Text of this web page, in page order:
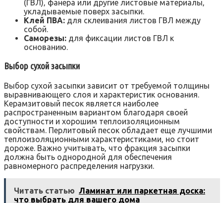
(ГВЛ)‚ фанера или другие листовые материалы‚
укладываемые поверх засыпки.
Клей ПВА: для склеивания листов ГВЛ между
собой.
Саморезы: для фиксации листов ГВЛ к
основанию.
Выбор сухой засыпки
Выбор сухой засыпки зависит от требуемой толщины
выравнивающего слоя и характеристик основания.
Керамзитовый песок является наиболее
распространенным вариантом благодаря своей
доступности и хорошим теплоизоляционным
свойствам. Перлитовый песок обладает еще лучшими
теплоизоляционными характеристиками‚ но стоит
дороже. Важно учитывать‚ что фракция засыпки
должна быть однородной для обеспечения
равномерного распределения нагрузки.
Читать статью Ламинат или паркетная доска:
что выбрать для вашего дома